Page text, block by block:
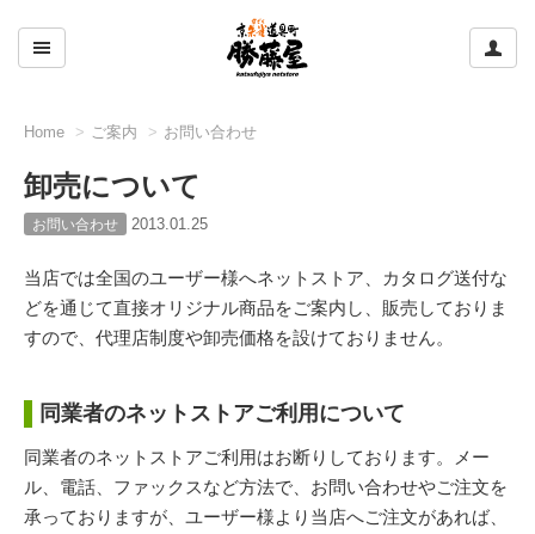
ここをクリックして左のメニューを開閉する
Home ご案内 お問い合わせ
卸売について
お問い合わせ 2013.01.25
当店では全国のユーザー様へネットストア、カタログ送付な
どを通じて直接オリジナル商品をご案内し、販売しておりま
すので、代理店制度や卸売価格を設けておりません。
同業者のネットストアご利用について
同業者のネットストアご利用はお断りしております。メー
ル、電話、ファックスなど方法で、お問い合わせやご注文を
承っておりますが、ユーザー様より当店へご注文があれば、